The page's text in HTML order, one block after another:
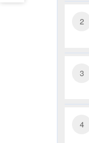
2
3
4